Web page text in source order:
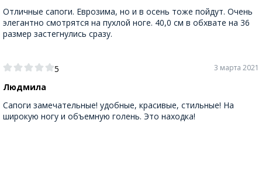
Отличные сапоги. Еврозима, но и в осень тоже пойдут. Очень
элегантно смотрятся на пухлой ноге. 40,0 см в обхвате на 36
размер застегнулись сразу.
5
Людмила
3 марта 2021
Сапоги замечательные! удобные, красивые, стильные! На
широкую ногу и объемную голень. Это находка!